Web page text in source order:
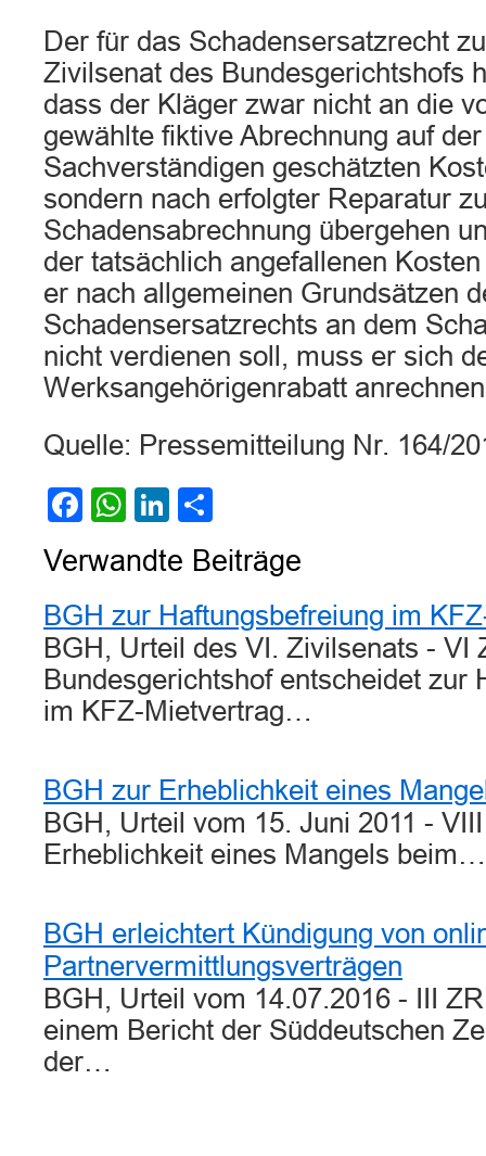
Der für das Schadensersatzrecht
Zivilsenat des Bundesgerichtshofs
dass der Kläger zwar nicht an die
gewählte fiktive Abrechnung auf
Sachverständigen geschätzten
sondern nach erfolgter Reparatur
Schadensabrechnung übergehen
der tatsächlich angefallenen
er nach allgemeinen Grundsätzen
Schadensersatzrechts an dem
nicht verdienen soll, muss er sich
Werksangehörigenrabatt
Quelle: Pressemitteilung Nr. 164/
Facebook
WhatsApp
LinkedIn
Verwandte Beiträge
BGH zur Haftungsbefreiung im
BGH, Urteil des VI. Zivilsenats - VI
Bundesgerichtshof entscheidet zur
im KFZ-Mietvertrag…
BGH zur Erheblichkeit eines
BGH, Urteil vom 15. Juni 2011 -
Erheblichkeit eines Mangels beim…
BGH erleichtert Kündigung von
Partnervermittlungsverträgen
BGH, Urteil vom 14.07.2016 - III
einem Bericht der Süddeutschen
der…